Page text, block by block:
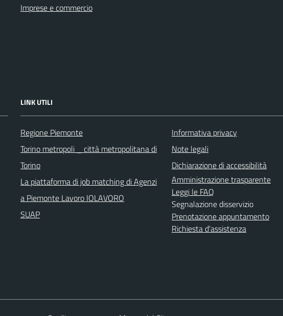
Imprese e commercio
LINK UTILI
Regione Piemonte
Torino metropoli _ città metropolitana di
Torino
La piattaforma di job matching di Agenzi
a Piemonte Lavoro IOLAVORO
SUAP
Informativa privacy
Note legali
Dichiarazione di accessibilità
Amministrazione trasparente
Leggi le FAQ
Segnalazione disservizio
Prenotazione appuntamento
Richiesta d'assistenza